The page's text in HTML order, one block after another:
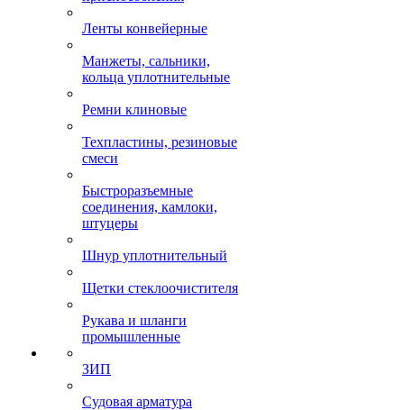
Ленты конвейерные
Манжеты, сальники,
кольца уплотнительные
Ремни клиновые
Техпластины, резиновые
смеси
Быстроразъемные
соединения, камлоки,
штуцеры
Шнур уплотнительный
Щетки стеклоочистителя
Рукава и шланги
промышленные
ЗИП
Судовая арматура